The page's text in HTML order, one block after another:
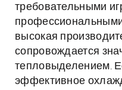
требовательными
высокая
сопровождается
тепловыделением.
эффективное